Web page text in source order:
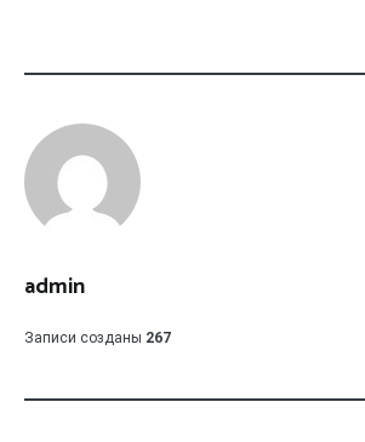
admin
Записи созданы 267